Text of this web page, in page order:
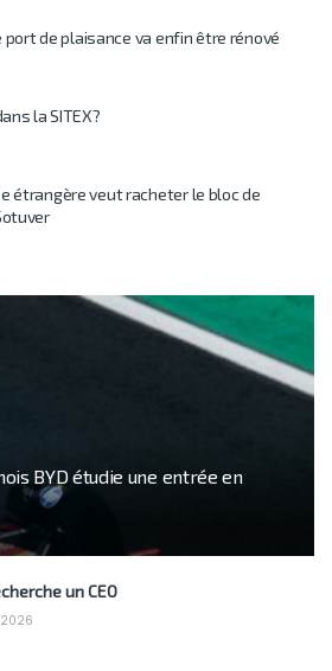
port de plaisance va enfin être rénové
la SITEX?
étrangère veut racheter le bloc de
BYD étudie une entrée en
un CEO
2026